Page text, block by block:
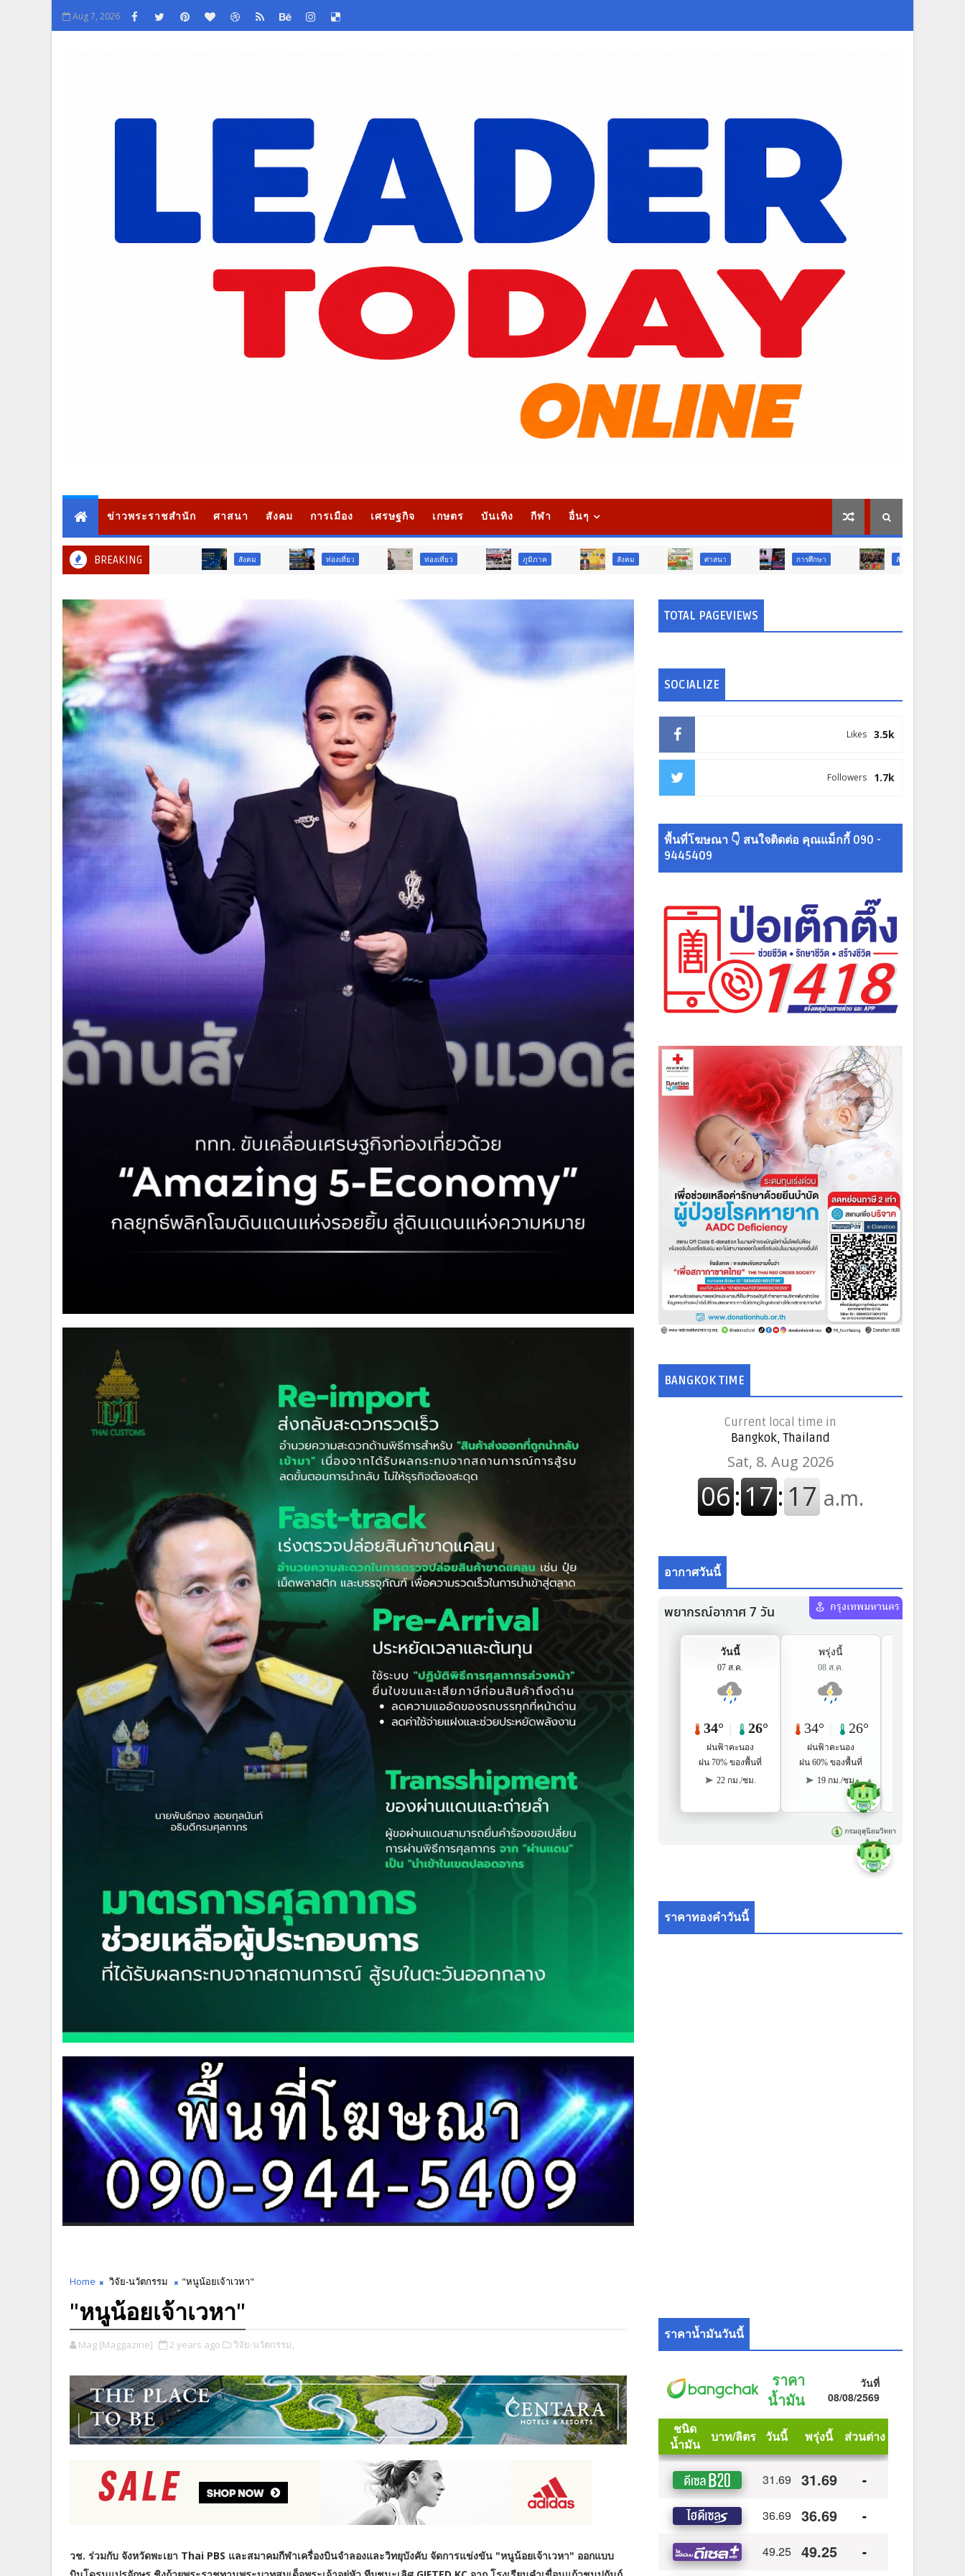
Aug 7, 2026
ข่าวพระราชสำนัก ศาสนา สังคม การเมือง เศรษฐกิจ เกษตร บันเทิง กีฬา อื่นๆ
BREAKING
Home วิจัย-นวัตกรรม "หนูน้อยเจ้าเวหา"
"หนูน้อยเจ้าเวหา"
Mag [Maggazine] 2 years ago วิจัย-นวัตกรรม,
วช. ร่วมกับ จังหวัดพะเยา Thai PBS และสมาคมกีฬาเครื่องบินจำลองและวิทยุบังคับ จัดการแข่งขัน "หนูน้อยเจ้าเวหา" ออกแบบ
TOTAL PAGEVIEWS
SOCIALIZE
3.5k
Likes
1.7k
Followers
พื้นที่โฆษณา 👇 สนใจติดต่อ คุณแม็กกี้ 090 -
9445409
BANGKOK TIME
Current local time in
Bangkok, Thailand
อากาศวันนี้
ราคาทองคำวันนี้
ราคาน้ำมันวันนี้